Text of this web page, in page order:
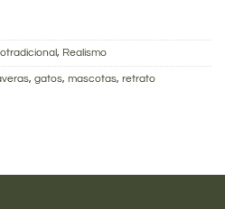
, Realismo
, gatos, mascotas, retrato